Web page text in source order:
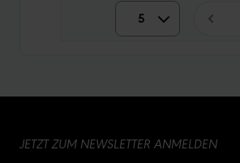
5 5
20
JETZT ZUM NEWSLETTER ANMELDEN